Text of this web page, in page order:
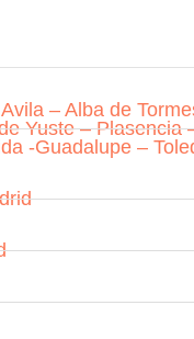
– Alba de
Yuste – Plasencia
-Guadalupe –